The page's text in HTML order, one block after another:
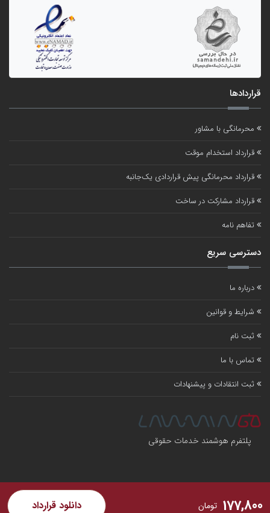
دانلود قرارداد تومان 177,800
قراردادها
دسترسی سریع
پلتفرم هوشمند خدمات حقوقی
کلیه حقوق برای لامینگو محفوظ است . شرایط و قوانین استفاده از پلتفرم لامینگو